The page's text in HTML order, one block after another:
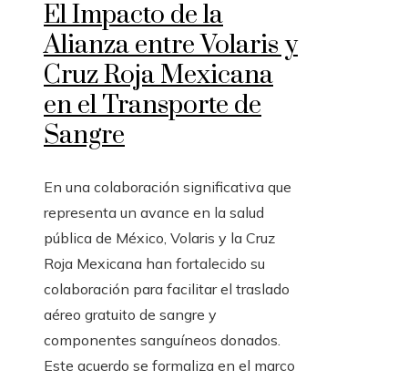
El Impacto de la
Alianza entre Volaris y
Cruz Roja Mexicana
en el Transporte de
Sangre
En una colaboración significativa que
representa un avance en la salud
pública de México, Volaris y la Cruz
Roja Mexicana han fortalecido su
colaboración para facilitar el traslado
aéreo gratuito de sangre y
componentes sanguíneos donados.
Este acuerdo se formaliza en el marco